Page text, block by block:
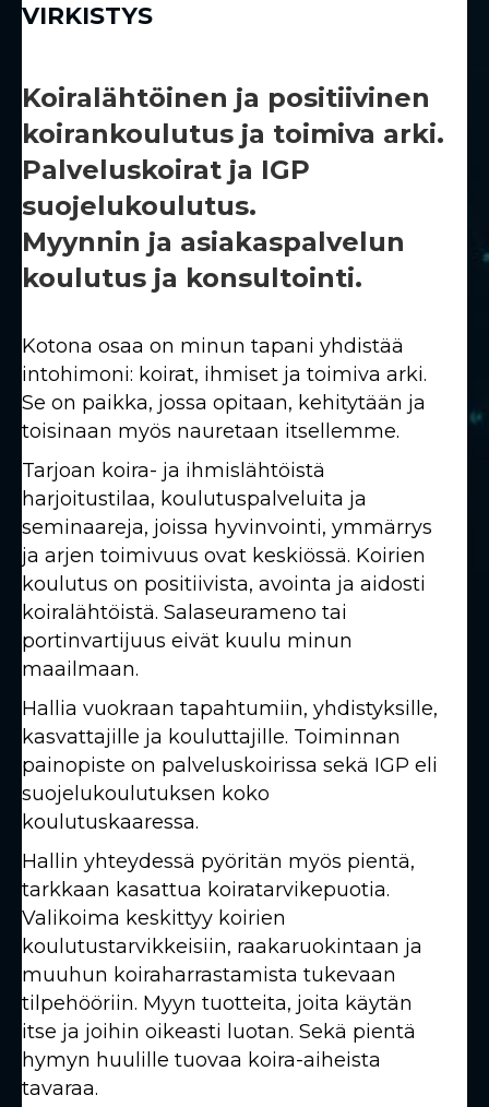
VIRKISTYS
Koiralähtöinen ja positiivinen
koirankoulutus ja toimiva arki.
Palveluskoirat ja IGP
suojelukoulutus.
Myynnin ja asiakaspalvelun
Kotona osaa on minun tapani yhdistää
intohimoni: koirat, ihmiset ja toimiva arki.
Se on paikka, jossa opitaan, kehitytään ja
toisinaan myös nauretaan itsellemme.
Tarjoan koira- ja ihmislähtöistä
harjoitustilaa, koulutuspalveluita ja
seminaareja, joissa hyvinvointi, ymmärrys
ja arjen toimivuus ovat keskiössä. Koirien
koulutus on positiivista, avointa ja aidosti
koiralähtöistä. Salaseurameno tai
portinvartijuus eivät kuulu minun
maailmaan.
Hallia vuokraan tapahtumiin, yhdistyksille,
kasvattajille ja kouluttajille. Toiminnan
painopiste on palveluskoirissa sekä IGP eli
suojelukoulutuksen koko
koulutuskaaressa.
Hallin yhteydessä pyöritän myös pientä,
tarkkaan kasattua koiratarvikepuotia.
Valikoima keskittyy koirien
koulutustarvikkeisiin, raakaruokintaan ja
muuhun koiraharrastamista tukevaan
tilpehööriin. Myyn tuotteita, joita käytän
itse ja joihin oikeasti luotan. Sekä pientä
hymyn huulille tuovaa koira-aiheista
tavaraa.